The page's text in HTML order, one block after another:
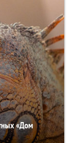
«Дом